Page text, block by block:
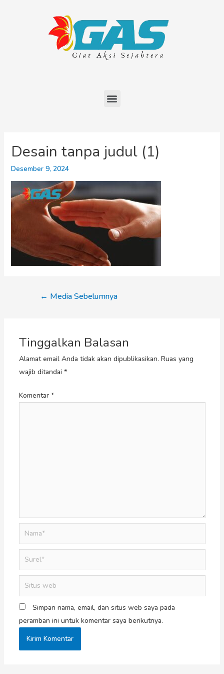
Desain tanpa judul (1)
Desember 9, 2024
← Media Sebelumnya
Tinggalkan Balasan
Alamat email Anda tidak akan dipublikasikan. Ruas yang
wajib ditandai *
Komentar *
Simpan nama, email, dan situs web saya pada
peramban ini untuk komentar saya berikutnya.